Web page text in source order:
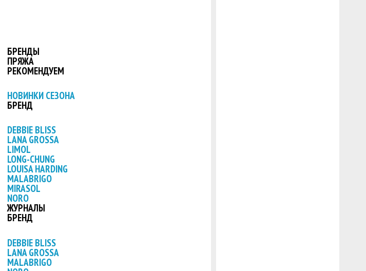
БРЕНДЫ
ПРЯЖА
РЕКОМЕНДУЕМ
НОВИНКИ СЕЗОНА
БРЕНД
DEBBIE BLISS
LANA GROSSA
LIMOL
LONG-CHUNG
LOUISA HARDING
MALABRIGO
MIRASOL
NORO
ЖУРНАЛЫ
БРЕНД
DEBBIE BLISS
LANA GROSSA
MALABRIGO